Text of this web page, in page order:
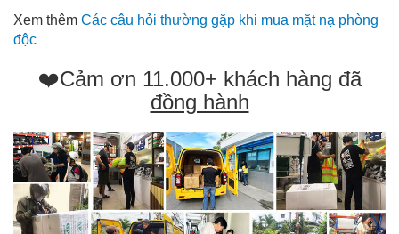
Xem thêm Các câu hỏi thường gặp khi mua mặt nạ phòng
độc
❤️Cảm ơn 11.000+ khách hàng đã
đồng hành